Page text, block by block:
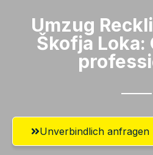
Umzug
Škofja Loka:
Unverbindlich anfragen